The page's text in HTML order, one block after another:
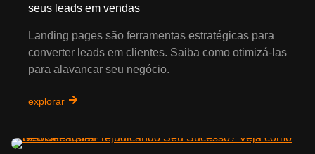
seus leads em vendas
Landing pages são ferramentas estratégicas para
converter leads em clientes. Saiba como otimizá-las
para alavancar seu negócio.
explorar